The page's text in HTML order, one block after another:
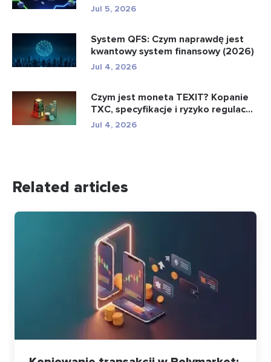
Jul 5, 2026
System QFS: Czym naprawdę jest
kwantowy system finansowy (2026)
Jul 4, 2026
Czym jest moneta TEXIT? Kopanie
TXC, specyfikacje i ryzyko regulac...
Jul 4, 2026
Related articles